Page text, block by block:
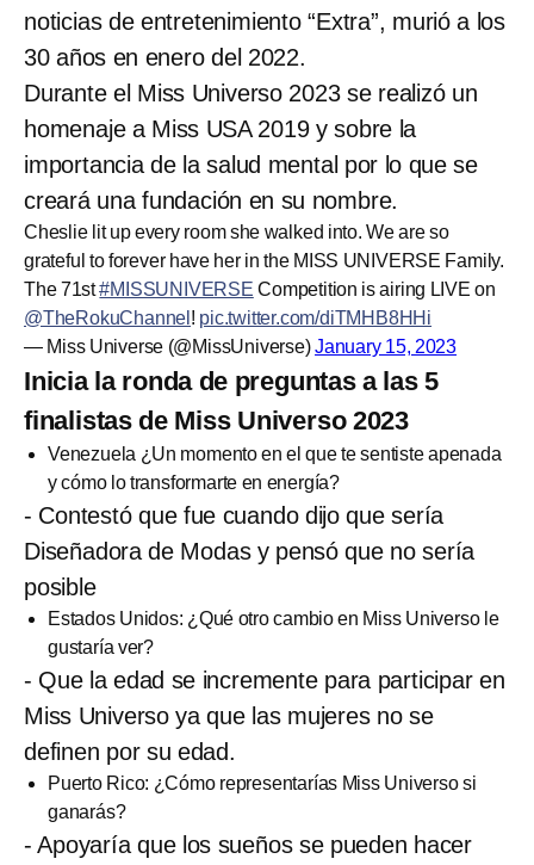
noticias de entretenimiento “Extra”, murió a los
30 años en enero del 2022.
Durante el Miss Universo 2023 se realizó un
homenaje a Miss USA 2019 y sobre la
importancia de la salud mental por lo que se
creará una fundación en su nombre.
Cheslie lit up every room she walked into. We are so
grateful to forever have her in the MISS UNIVERSE Family.
The 71st#MISSUNIVERSE Competition is airing LIVE on
@TheRokuChannel ! pic.twitter.com/diTMHB8HHi
— Miss Universe (@MissUniverse)January 15, 2023
Inicia la ronda de preguntas a las 5
finalistas de Miss Universo 2023
Venezuela ¿Un momento en el que te sentiste apenada
y cómo lo transformarte en energía?
- Contestó que fue cuando dijo que sería
Diseñadora de Modas y pensó que no sería
posible
Estados Unidos: ¿Qué otro cambio en Miss Universo le
gustaría ver?
- Que la edad se incremente para participar en
Miss Universo ya que las mujeres no se
definen por su edad.
Puerto Rico: ¿Cómo representarías Miss Universo si
ganarás?
- Apoyaría que los sueños se pueden hacer